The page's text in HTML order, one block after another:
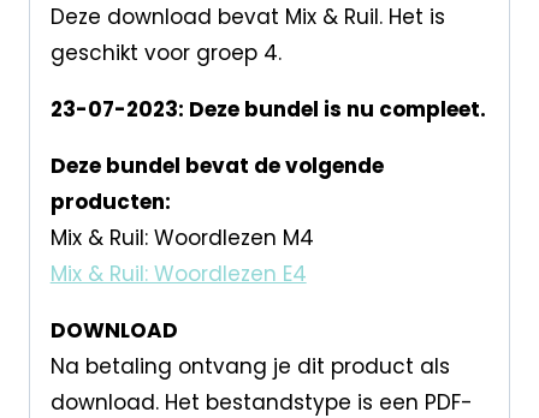
Deze download bevat Mix & Ruil. Het is
geschikt voor groep 4.
23-07-2023: Deze bundel is nu compleet.
Deze bundel bevat de volgende
producten:
Mix & Ruil: Woordlezen M4
Mix & Ruil: Woordlezen E4
DOWNLOAD
Na betaling ontvang je dit product als
download. Het bestandstype is een PDF-